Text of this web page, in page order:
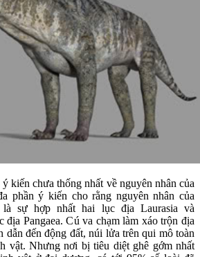
kiến chưa thống nhất về nguyên nhân của
phần ý kiến cho rằng nguyên nhân của
sự hợp nhất hai lục địa Laurasia và
địa Pangaea. Cú va chạm làm xáo trộn địa
dẫn đến động đất, núi lửa trên qui mô toàn
vật. Nhưng nơi bị tiêu diệt ghê gớm nhất